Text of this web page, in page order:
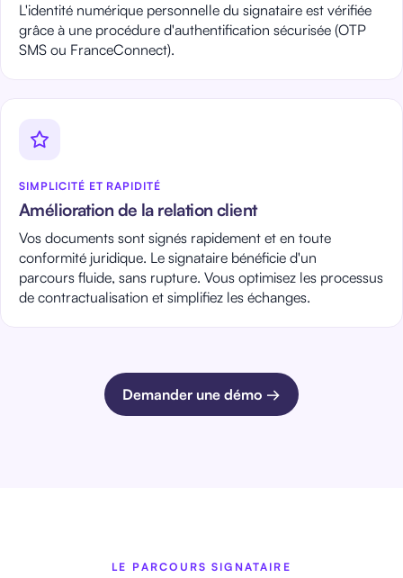
L'identité numérique personnelle du signataire est vérifiée
grâce à une procédure d'authentification sécurisée (OTP
SMS ou FranceConnect).
SIMPLICITÉ ET RAPIDITÉ
Amélioration de la relation client
Vos documents sont signés rapidement et en toute
conformité juridique. Le signataire bénéficie d'un
parcours fluide, sans rupture. Vous optimisez les processus
de contractualisation et simplifiez les échanges.
Demander une démo →
LE PARCOURS SIGNATAIRE